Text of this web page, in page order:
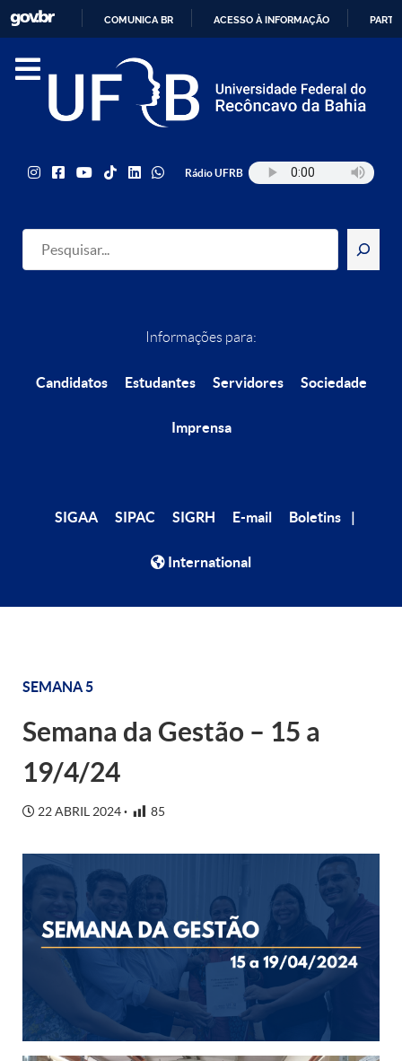
PARA
COMUNICA BR ACESSO À INFORMAÇÃO
Informações para:
Candidatos Estudantes Servidores Sociedade
Imprensa
SIGAA SIPAC SIGRH E-mail Boletins
International
Rádio UFRB
Pesquisar
SEMANA 5
Semana da Gestão – 15 a
19/4/24
22 ABRIL 2024 85